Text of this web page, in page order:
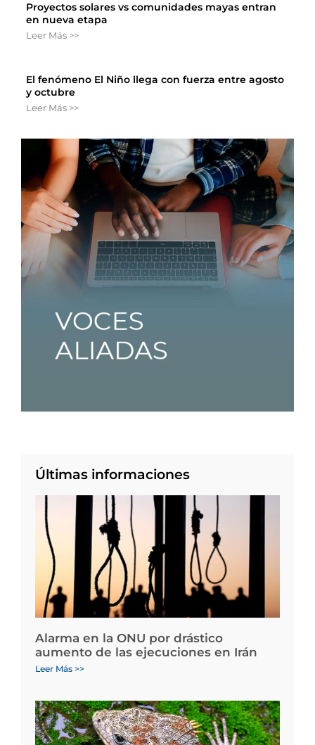
Proyectos solares vs comunidades mayas entran
en nueva etapa
Leer Más >>
El fenómeno El Niño llega con fuerza entre agosto
y octubre
Leer Más >>
Últimas informaciones
Alarma en la ONU por drástico
aumento de las ejecuciones en Irán
Leer Más >>